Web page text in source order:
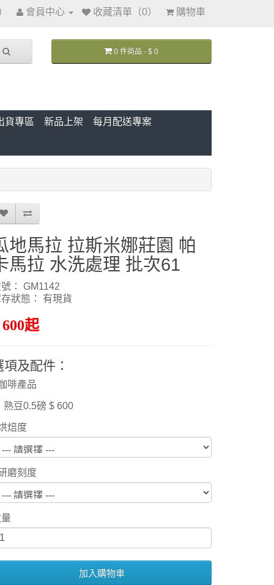
會員中心 收藏清單（0） 購物車
0 件商品 - $ 0
貨專區 新品上架 每月配送專案
地馬拉 拉斯米娜莊園 帕
馬拉 水洗處理 批次61
： GM1142
狀態： 有現貨
起
項及配件：
啡產品
熟豆0.5磅 $ 600
焙度
磨刻度
加入購物車